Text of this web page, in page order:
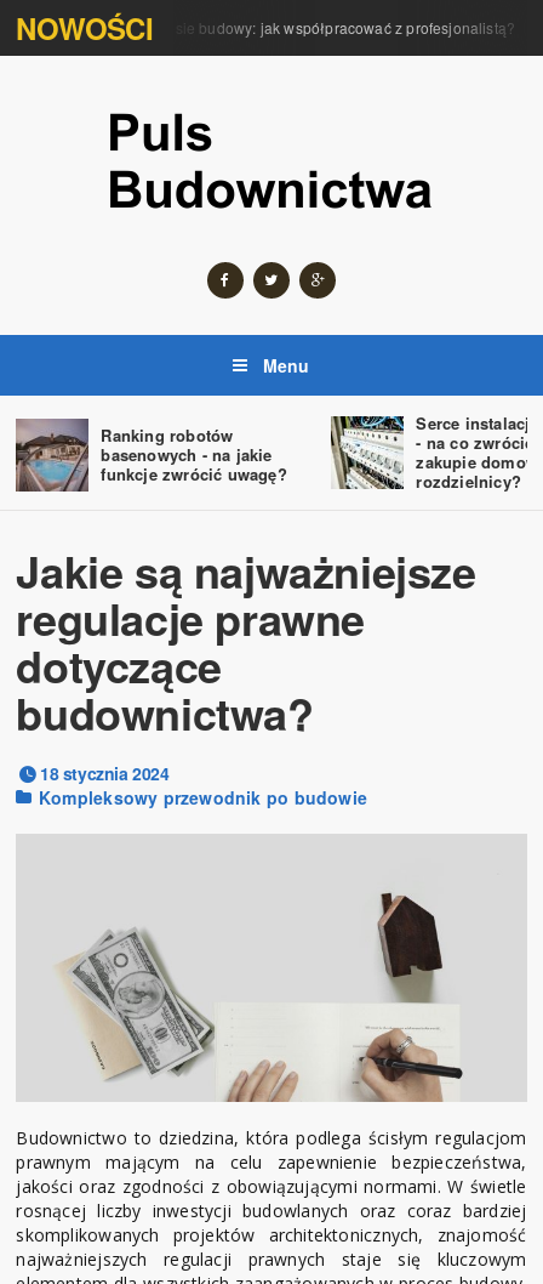
NOWOŚCI
Rola architekta w procesie budowy: jak współpracować z profesjonalistą?
Menu
Ranking robotów
basenowych - na jakie
funkcje zwrócić uwagę?
Serce instalacji
- na co zwrócić
zakupie
rozdzielnicy?
Jakie są najważniejsze
regulacje prawne
dotyczące
budownictwa?
18 stycznia 2024
Kompleksowy przewodnik po budowie
Budownictwo to dziedzina, która podlega ścisłym regulacjom
prawnym mającym na celu zapewnienie bezpieczeństwa,
jakości oraz zgodności z obowiązującymi normami. W świetle
rosnącej liczby inwestycji budowlanych oraz coraz bardziej
skomplikowanych projektów architektonicznych, znajomość
najważniejszych regulacji prawnych staje się kluczowym